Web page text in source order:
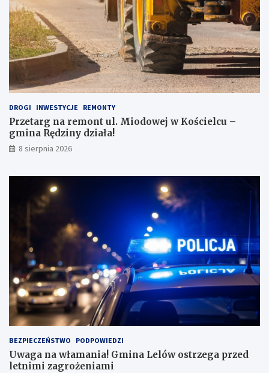
J
a
p
o
n
i
!
i
e
ż
o
w
e
DROGI INWESTYCJE REMONTY
Przetarg na remont ul. Miodowej w Kościelcu –
gmina Rędziny działa!
8 sierpnia 2026
BEZPIECZEŃSTWO PODPOWIEDZI
Uwaga na włamania! Gmina Lelów ostrzega przed
letnimi zagrożeniami